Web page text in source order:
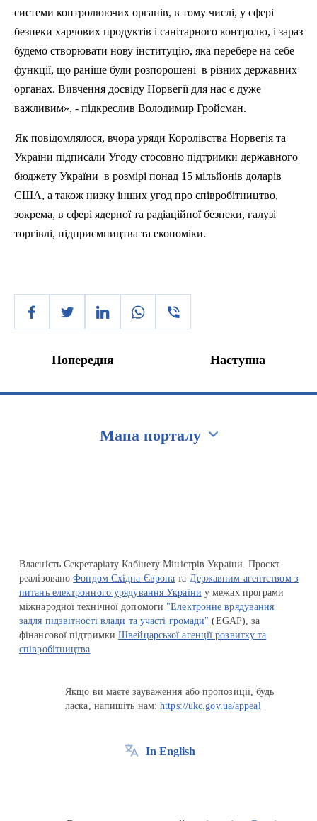
системи контролюючих органів, в тому числі, у сфері
безпеки харчових продуктів і санітарного контролю, і зараз
будемо створювати нову інституцію, яка перебере на себе
функції, що раніше були розпорошені в різних державних
органах. Вивчення досвіду Норвегії для нас є дуже
важливим», - підкреслив Володимир Гройсман.
Як повідомлялося, вчора уряди Королівства Норвегія та
України підписали Угоду стосовно підтримки державного
бюджету України в розмірі понад 15 мільйонів доларів
США, а також низку інших угод про співробітництво,
зокрема, в сфері ядерної та радіаційної безпеки, галузі
торгівлі, підприємництва та економіки.
Попередня Наступна
Мапа порталу
Власність Секретаріату Кабінету Міністрів України. Проєкт
реалізованоФондом Східна Європа та Державним агентством з
питань електронного урядування України у межах програми
міжнародної технічної допомоги "Електронне врядування
задля підзвітності влади та участі громади" (EGAP), за
фінансової підтримкиШвейцарської агенції розвитку та
співробітництва
Якщо ви маєте зауваження або пропозиції, будь
ласка, напишіть нам:https://ukc.gov.ua/appeal
In English